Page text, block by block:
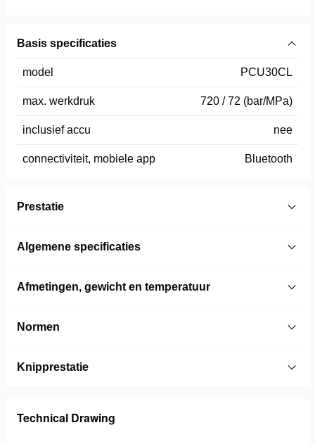
Basis specificaties
model PCU30CL
max. werkdruk 720 / 72 (bar/MPa)
inclusief accu nee
connectiviteit, mobiele app Bluetooth
Prestatie
Algemene specificaties
Afmetingen, gewicht en temperatuur
Normen
Knipprestatie
Technical Drawing